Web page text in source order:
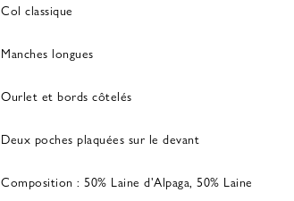
Col classique
Manches longues
Ourlet et bords côtelés
Deux poches plaquées sur le devant
Composition : 50% Laine d'Alpaga, 50% Laine